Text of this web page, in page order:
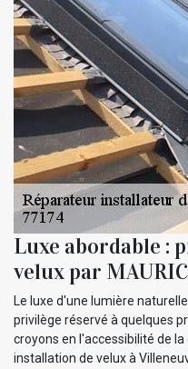
Luxe abordable :
velux par
Le luxe d'une lumière
privilège réservé à quelques
croyons en l'accessibilité de
installation de velux à